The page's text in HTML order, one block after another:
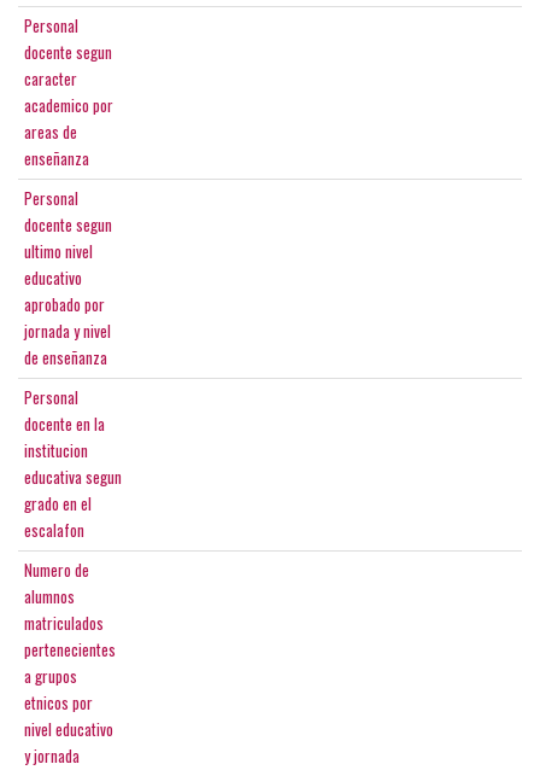
Personal
docente segun
caracter
academico por
areas de
enseñanza
Personal
docente segun
ultimo nivel
educativo
aprobado por
jornada y nivel
de enseñanza
Personal
docente en la
institucion
educativa segun
grado en el
escalafon
Numero de
alumnos
matriculados
pertenecientes
a grupos
etnicos por
nivel educativo
y jornada